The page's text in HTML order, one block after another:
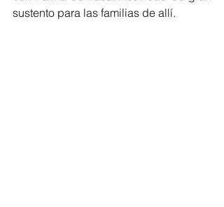
sustento para las familias de allí.